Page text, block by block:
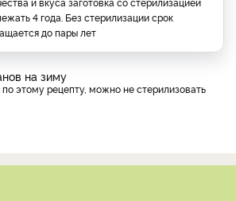
4 года. Без стерилизации срок
до пары лет